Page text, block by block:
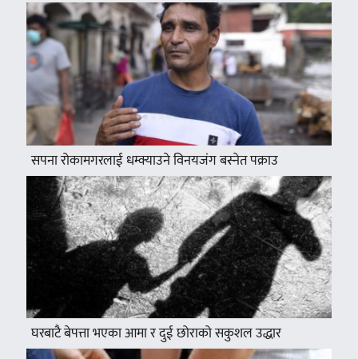
सपना रोकामगरलाई धम्क्याउने विनयजंग बस्नेत पक्राउ
घरबाटै बेपत्ता भएका आमा र दुई छोराको सकुशल उद्धार